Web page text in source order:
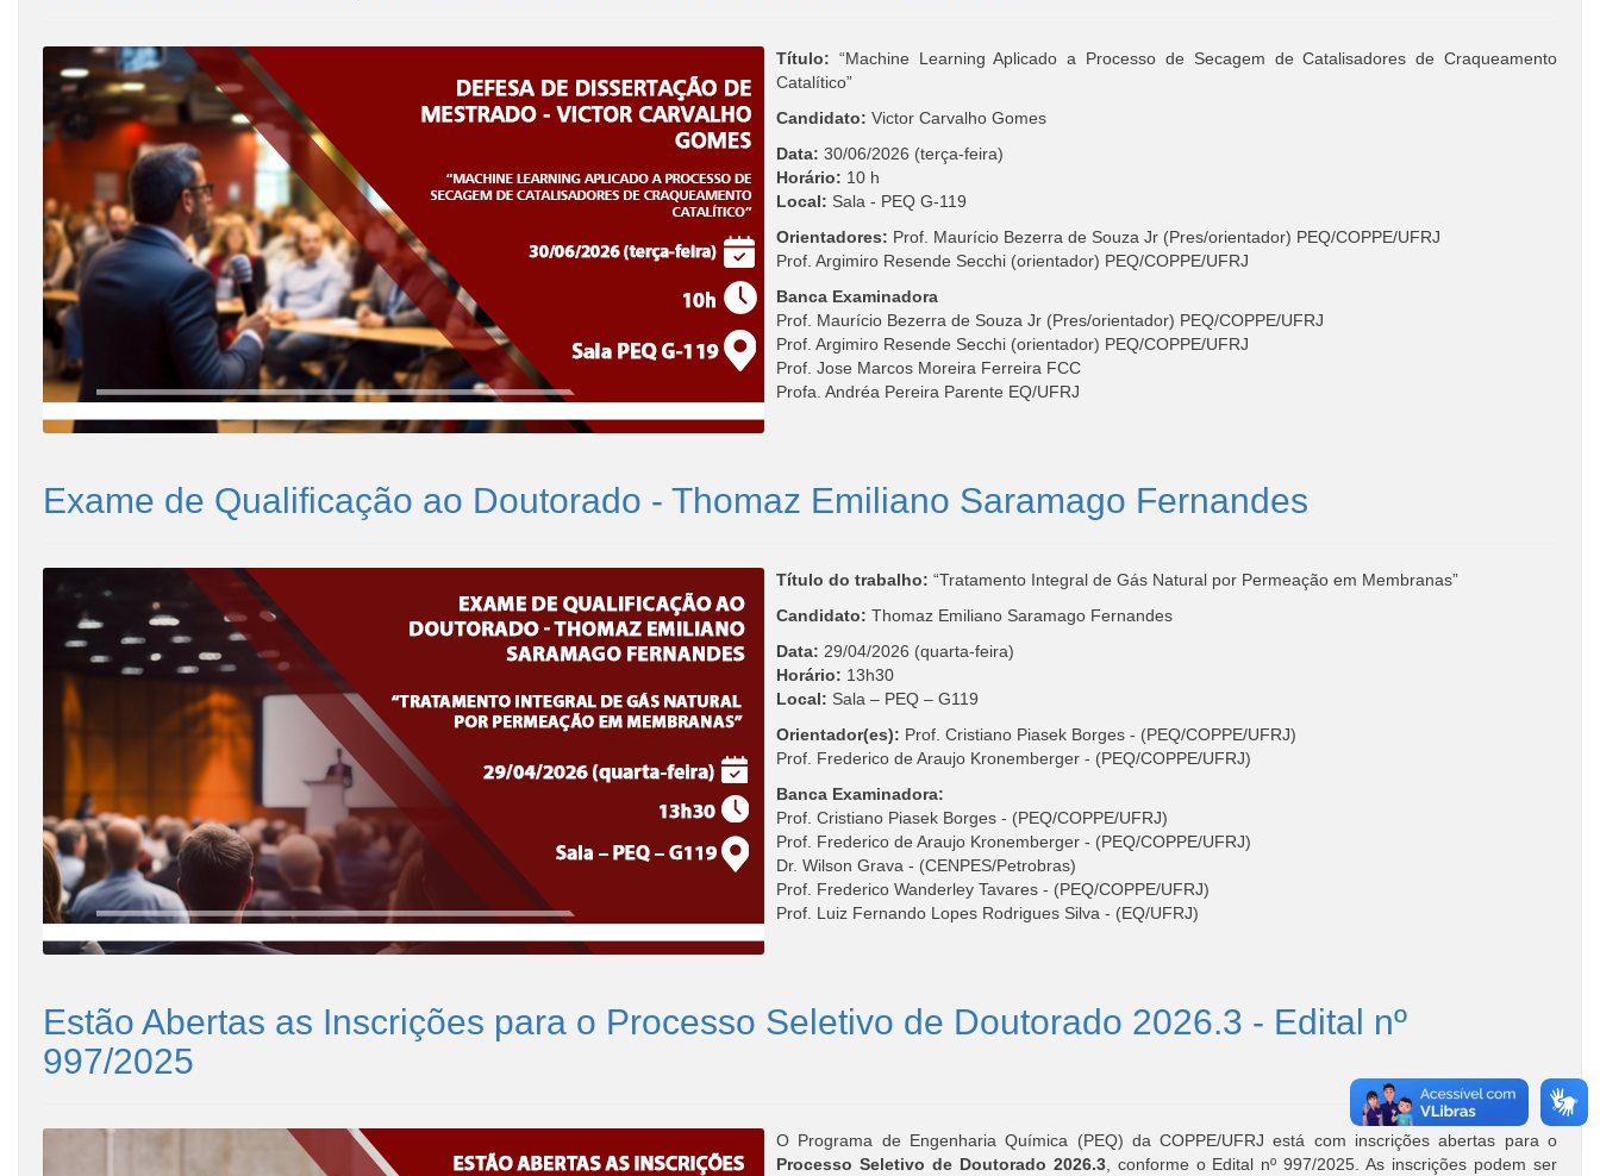
Título: “Machine Learning Aplicado a Processo de Secagem de Catalisadores de Craqueamento
Catalítico”
Candidato: Victor Carvalho Gomes
Data: 30/06/2026 (terça-feira)
Horário: 10 h
Local: Sala - PEQ G-119
Orientadores: Prof. Maurício Bezerra de Souza Jr (Pres/orientador) PEQ/COPPE/UFRJ
Prof. Argimiro Resende Secchi (orientador) PEQ/COPPE/UFRJ
Banca Examinadora
Prof. Maurício Bezerra de Souza Jr (Pres/orientador) PEQ/COPPE/UFRJ
Prof. Argimiro Resende Secchi (orientador) PEQ/COPPE/UFRJ
Prof. Jose Marcos Moreira Ferreira FCC
Profa. Andréa Pereira Parente EQ/UFRJ
Exame de Qualificação ao Doutorado - Thomaz Emiliano Saramago Fernandes
Título do trabalho: “Tratamento Integral de Gás Natural por Permeação em Membranas”
Candidato: Thomaz Emiliano Saramago Fernandes
Data: 29/04/2026 (quarta-feira)
Horário: 13h30
Local: Sala – PEQ – G119
Orientador(es): Prof. Cristiano Piasek Borges - (PEQ/COPPE/UFRJ)
Prof. Frederico de Araujo Kronemberger - (PEQ/COPPE/UFRJ)
Banca Examinadora:
Prof. Cristiano Piasek Borges - (PEQ/COPPE/UFRJ)
Prof. Frederico de Araujo Kronemberger - (PEQ/COPPE/UFRJ)
Dr. Wilson Grava - (CENPES/Petrobras)
Prof. Frederico Wanderley Tavares - (PEQ/COPPE/UFRJ)
Prof. Luiz Fernando Lopes Rodrigues Silva - (EQ/UFRJ)
Estão Abertas as Inscrições para o Processo Seletivo de Doutorado 2026.3 - Edital nº
997/2025
O Programa de Engenharia Química (PEQ) da COPPE/UFRJ está com inscrições abertas para o
Processo Seletivo de Doutorado 2026.3, conforme o Edital nº 997/2025. As inscrições podem ser